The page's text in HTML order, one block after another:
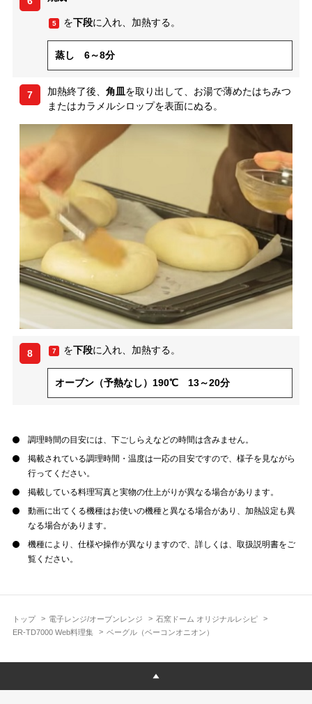
トップ 電子レンジ/オーブンレンジ
石窯ドーム オリジナルレシピ
ER-TD7000 Web料理集
ベーグル（ベーコンオニオン）
5 を下段に入れ、加熱する。
蒸し 6～8分
7 加熱終了後、 角皿を取り出して、お湯で薄めたはちみつ
またはカラメルシロップを表面にぬる。
8 7 を下段に入れ、加熱する。
オーブン（予熱なし）190℃ 13～20分
調理時間の目安には、下ごしらえなどの時間は含みません。
掲載されている調理時間・温度は一応の目安ですので、様子を見ながら
行ってください。
掲載している料理写真と実物の仕上がりが異なる場合があります。
動画に出てくる機種はお使いの機種と異なる場合があり、加熱設定も異
なる場合があります。
機種により、仕様や操作が異なりますので、詳しくは、取扱説明書をご
覧ください。